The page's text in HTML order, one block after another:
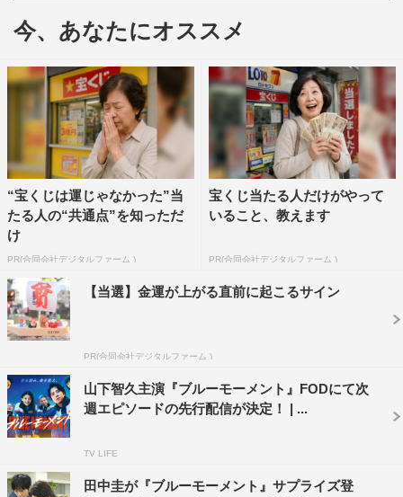
今、あなたにオススメ
“宝くじは運じゃなかった”当
たる人の“共通点”を知っただ
け
PR(合同会社デジタルファーム )
宝くじ当たる人だけがやって
いること、教えます
PR(合同会社デジタルファーム )
【当選】金運が上がる直前に起こるサイン
PR(合同会社デジタルファーム )
山下智久主演『ブルーモーメント』FODにて次
週エピソードの先行配信が決定！ | ...
TV LIFE
田中圭が『ブルーモーメント』サプライズ登